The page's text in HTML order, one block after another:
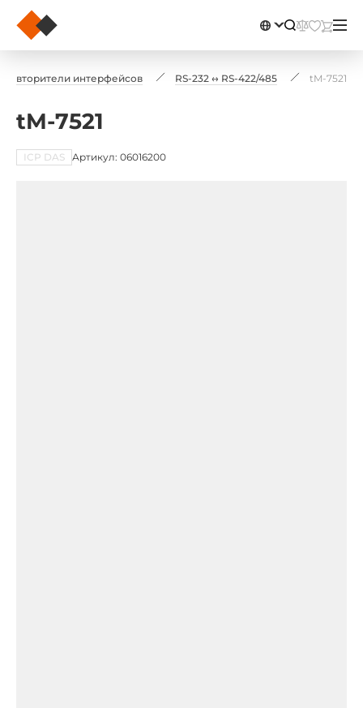
интерфейсов RS-232 ↔ RS-422/485 tM-7521
tM-7521
ICP DAS Артикул: 06016200